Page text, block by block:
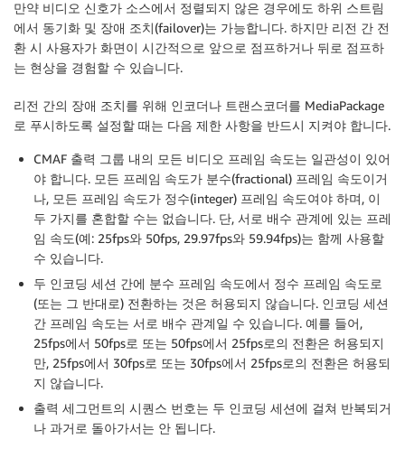
만약 비디오 신호가 소스에서 정렬되지 않은 경우에도 하위 스트림
에서 동기화 및 장애 조치(failover)는 가능합니다. 하지만 리전 간 전
환 시 사용자가 화면이 시간적으로 앞으로 점프하거나 뒤로 점프하
는 현상을 경험할 수 있습니다.
리전 간의 장애 조치를 위해 인코더나 트랜스코더를 MediaPackage
로 푸시하도록 설정할 때는 다음 제한 사항을 반드시 지켜야 합니다.
CMAF 출력 그룹 내의 모든 비디오 프레임 속도는 일관성이 있어
야 합니다. 모든 프레임 속도가 분수(fractional) 프레임 속도이거
나, 모든 프레임 속도가 정수(integer) 프레임 속도여야 하며, 이
두 가지를 혼합할 수는 없습니다. 단, 서로 배수 관계에 있는 프레
임 속도(예: 25fps와 50fps, 29.97fps와 59.94fps)는 함께 사용할
수 있습니다.
두 인코딩 세션 간에 분수 프레임 속도에서 정수 프레임 속도로
(또는 그 반대로) 전환하는 것은 허용되지 않습니다. 인코딩 세션
간 프레임 속도는 서로 배수 관계일 수 있습니다. 예를 들어,
25fps에서 50fps로 또는 50fps에서 25fps로의 전환은 허용되지
만, 25fps에서 30fps로 또는 30fps에서 25fps로의 전환은 허용되
지 않습니다.
출력 세그먼트의 시퀀스 번호는 두 인코딩 세션에 걸쳐 반복되거
나 과거로 돌아가서는 안 됩니다.